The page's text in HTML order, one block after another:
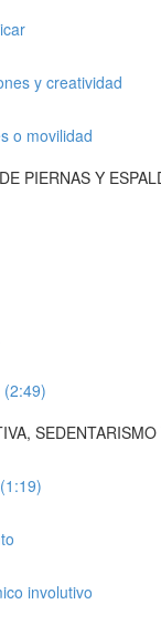
y creatividad
o movilidad
PIERNAS Y
involutivo